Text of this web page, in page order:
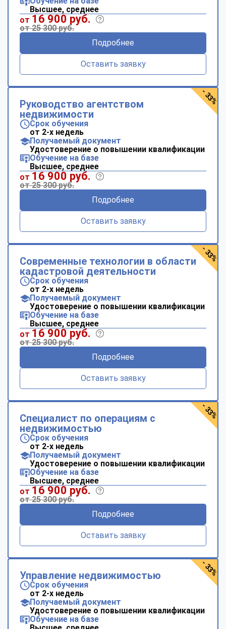
Высшее, среднее
от 16 900 руб.
от 25 300 руб.
Подробнее
Оставить заявку
Руководство агентством
недвижимости
Срок обучения
от 2-х недель
Получаемый документ
Удостоверение о повышении квалификации
Обучение на базе
Высшее, среднее
от 16 900 руб.
от 25 300 руб.
Подробнее
Оставить заявку
- 33%
Современные технологии в области
кадастровой деятельности
Срок обучения
от 2-х недель
Получаемый документ
Удостоверение о повышении квалификации
Обучение на базе
Высшее, среднее
от 16 900 руб.
от 25 300 руб.
Подробнее
Оставить заявку
- 33%
Специалист по операциям с
недвижимостью
Срок обучения
от 2-х недель
Получаемый документ
Удостоверение о повышении квалификации
Обучение на базе
Высшее, среднее
от 16 900 руб.
от 25 300 руб.
Подробнее
Оставить заявку
- 33%
Управление недвижимостью
Срок обучения
от 2-х недель
Получаемый документ
Удостоверение о повышении квалификации
Обучение на базе
- 33%